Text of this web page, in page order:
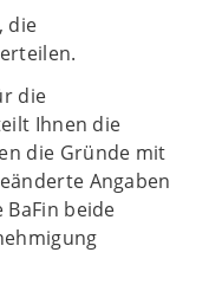
die
die
Ihnen die
die Gründe mit
Angaben
beide